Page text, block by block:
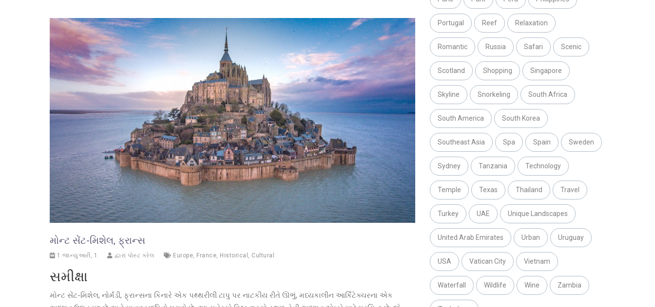
મોન્ટ સેંટ-મિશેલ, ફ્રાન્સ
1 જાન્યુઆરી, 1 દ્વારા પોસ્ટ કરેલ Europe, France, Historical , Cultural
સમીક્ષા
મોન્ટ સેંટ-મિશેલ, નોર્મંડી, ફ્રાન્સના કિનારે એક પથ્થરીલી ટાપુ પર નાટકીય રીતે ઊભું, મધ્યકાલીન આર્કિટેક્ચરના એક
Portugal Reef Relaxation
Romantic Russia Safari Scenic
Scotland Shopping Singapore
Skyline Snorkeling South Africa
South America South Korea
Southeast Asia Spa Spain Sweden
Sydney Tanzania Technology
Temple Texas Thailand Travel
Turkey UAE Unique Landscapes
United Arab Emirates Urban Uruguay
USA Vatican City Vietnam
Waterfall Wildlife Wine Zambia